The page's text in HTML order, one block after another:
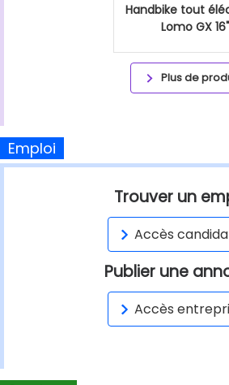
Handbike tout
Lomo GX 16"
Plus de
Emploi
Trouver un
Accès
Publier une
Accès